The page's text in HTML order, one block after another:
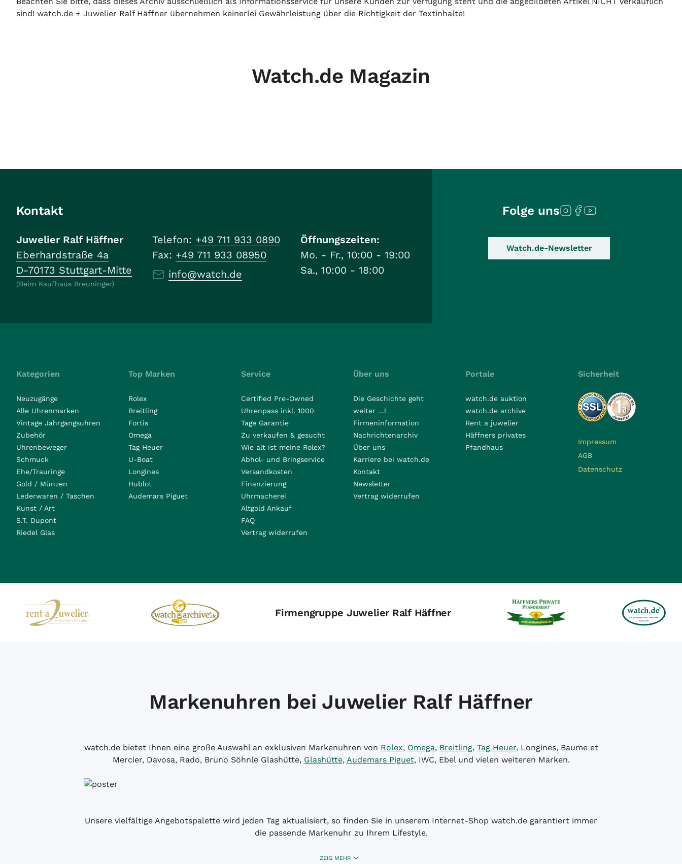
sind! watch.de + Juwelier Ralf Häffner übernehmen keinerlei Gewährleistung über die Richtigkeit der Textinhalte!
Watch.de Magazin
Kontakt
Juwelier Ralf Häffner
Eberhardstraße 4a
D-70173 Stuttgart-Mitte
(Beim Kaufhaus Breuninger)
Telefon: +49 711 933 0890
Fax: +49 711 933 08950
info@watch.de
Öffnungszeiten:
Mo. - Fr., 10:00 - 19:00
Sa., 10:00 - 18:00
Folge uns
Watch.de-Newsletter
Kategorien
Neuzugänge
Alle Uhrenmarken
Vintage Jahrgangsuhren
Zubehör
Uhrenbeweger
Schmuck
Ehe/Trauringe
Gold / Münzen
Lederwaren / Taschen
Kunst / Art
S.T. Dupont
Riedel Glas
Top Marken
Rolex
Breitling
Fortis
Omega
Tag Heuer
U-Boat
Longines
Hublot
Audemars Piguet
Service
Certified Pre-Owned
Uhrenpass inkl. 1000
Tage Garantie
Zu verkaufen & gesucht
Wie alt ist meine Rolex?
Abhol- und Bringservice
Versandkosten
Finanzierung
Uhrmacherei
Altgold Ankauf
FAQ
Vertrag widerrufen
Über uns
Die Geschichte geht
weiter ...!
Firmeninformation
Nachrichtenarchiv
Über uns
Karriere bei watch.de
Kontakt
Newsletter
Vertrag widerrufen
Portale
watch.de auktion
watch.de archive
Rent a juwelier
Häffners privates
Pfandhaus
Sicherheit
Impressum
AGB
Datenschutz
Firmengruppe Juwelier Ralf Häffner
Markenuhren bei Juwelier Ralf Häffner
watch.de bietet Ihnen eine große Auswahl an exklusiven Markenuhren von Rolex, Omega, Breitling, Tag Heuer, Longines, Baume et
Mercier, Davosa, Rado, Bruno Söhnle Glashütte, Glashütte, Audemars Piguet, IWC, Ebel und vielen weiteren Marken.
Unsere vielfältige Angebotspalette wird jeden Tag aktualisiert, so finden Sie in unserem Internet-Shop watch.de garantiert immer
die passende Markenuhr zu Ihrem Lifestyle.
ZEIG MEHR